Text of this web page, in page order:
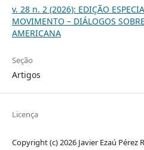
v. 28 n. 2 (2026): EDIÇÃO
MOVIMENTO – DIÁLOGOS
AMERICANA
Seção
Artigos
Licença
Copyright (c) 2026 Javier Ezaú Pérez